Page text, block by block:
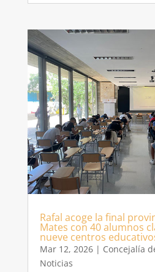
Rafal acoge la final
Mates con 40 alumnos
nueve centros
Mar 12, 2026| Concejalía
Noticias